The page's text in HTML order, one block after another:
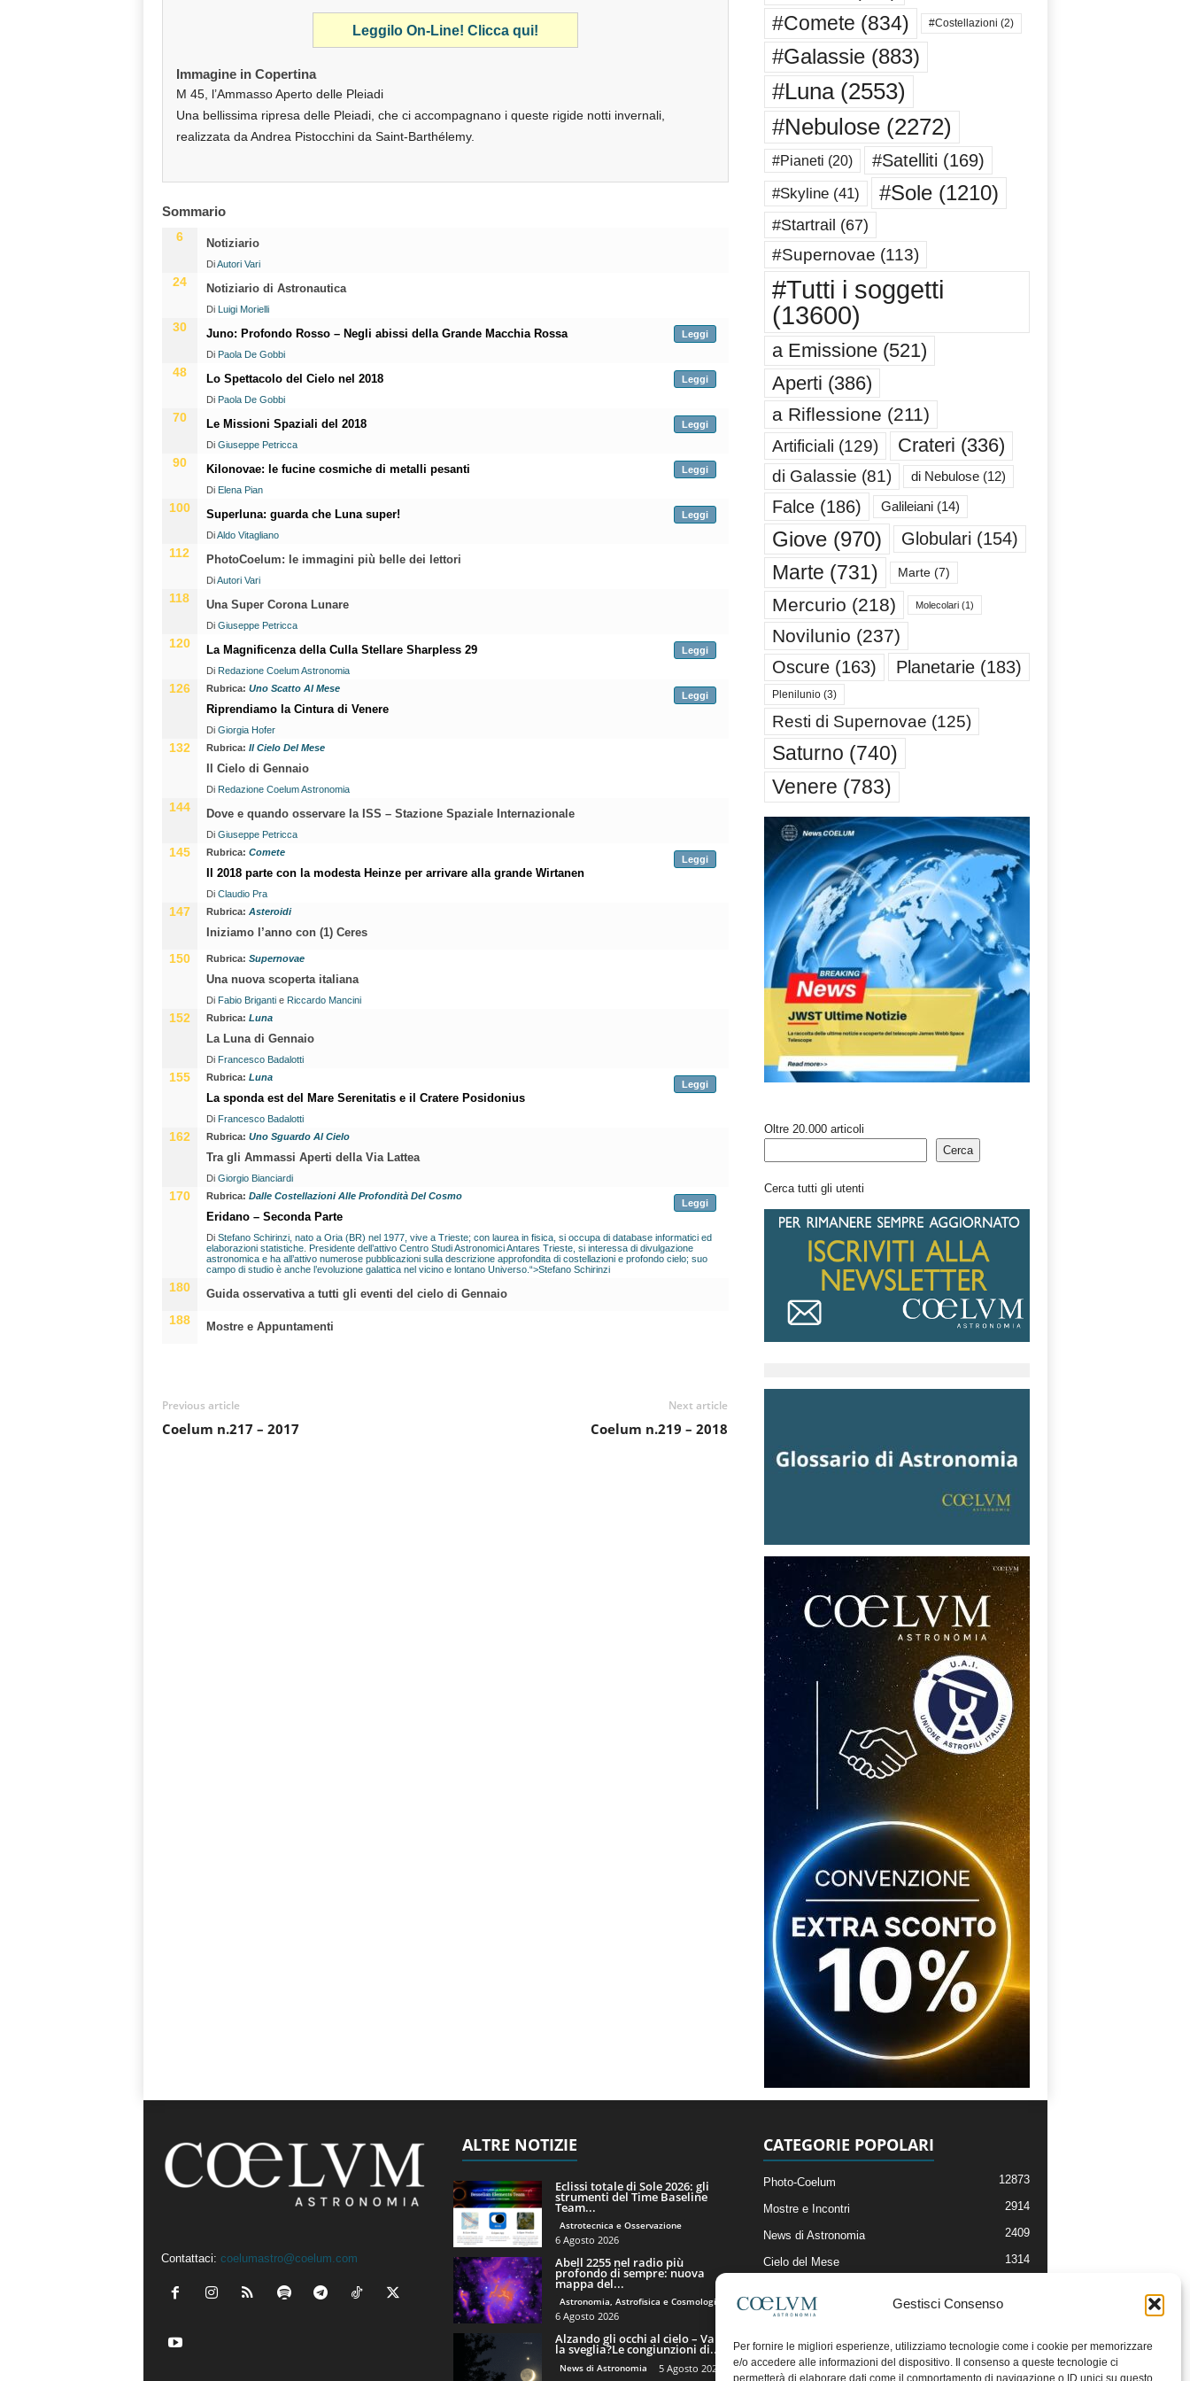
Gestisci Consenso
Per fornire le migliori esperienze, utilizziamo tecnologie come i cookie per memorizzare
e/o accedere alle informazioni del dispositivo. Il consenso a queste tecnologie ci
permetterà di elaborare dati come il comportamento di navigazione o ID unici su questo
Leggilo On-Line! Clicca qui!
Immagine in Copertina
M 45, l’Ammasso Aperto delle Pleiadi
Una bellissima ripresa delle Pleiadi, che ci accompagnano i queste rigide notti invernali,
realizzata da Andrea Pistocchini da Saint-Barthélemy.
Sommario
6
Notiziario
DiAutori Vari
24 Notiziario di Astronautica
Di Luigi Morielli
30 Leggi
Juno: Profondo Rosso – Negli abissi della Grande Macchia Rossa
Di Paola De Gobbi
48 Leggi
Lo Spettacolo del Cielo nel 2018
Di Paola De Gobbi
70 Leggi
Le Missioni Spaziali del 2018
Di Giuseppe Petricca
90 Leggi
Kilonovae: le fucine cosmiche di metalli pesanti
Di Elena Pian
100 Leggi
Superluna: guarda che Luna super!
DiAldo Vitagliano
112 PhotoCoelum: le immagini più belle dei lettori
DiAutori Vari
118 Una Super Corona Lunare
Di Giuseppe Petricca
120 Leggi
La Magnificenza della Culla Stellare Sharpless 29
Di Redazione Coelum Astronomia
126 Leggi
Rubrica: Uno Scatto Al Mese
Riprendiamo la Cintura di Venere
Di Giorgia Hofer
132 Rubrica: Il Cielo Del Mese
Il Cielo di Gennaio
Di Redazione Coelum Astronomia
144 Dove e quando osservare la ISS – Stazione Spaziale Internazionale
Di Giuseppe Petricca
145 Leggi
Rubrica: Comete
Il 2018 parte con la modesta Heinze per arrivare alla grande Wirtanen
Di Claudio Pra
147 Rubrica: Asteroidi
Iniziamo l’anno con (1) Ceres
150 Rubrica: Supernovae
Una nuova scoperta italiana
Di Fabio Brigantie Riccardo Mancini
152 Rubrica: Luna
La Luna di Gennaio
Di Francesco Badalotti
155 Leggi
Rubrica: Luna
La sponda est del Mare Serenitatis e il Cratere Posidonius
Di Francesco Badalotti
162 Rubrica: Uno Sguardo Al Cielo
Tra gli Ammassi Aperti della Via Lattea
Di Giorgio Bianciardi
170 Leggi
Rubrica: Dalle Costellazioni Alle Profondità Del Cosmo
Eridano – Seconda Parte
Di Stefano Schirinzi, nato a Oria (BR) nel 1977, vive a Trieste; con laurea in fisica, si occupa di database informatici ed
elaborazioni statistiche. Presidente dell’attivo Centro Studi Astronomici Antares Trieste, si interessa di divulgazione
astronomica e ha all’attivo numerose pubblicazioni sulla descrizione approfondita di costellazioni e profondo cielo; suo
campo di studio è anche l’evoluzione galattica nel vicino e lontano Universo.“>Stefano Schirinzi
180 Guida osservativa a tutti gli eventi del cielo di Gennaio
188 Mostre e Appuntamenti
Previous article
Coelum n.217 – 2017
Next article
Coelum n.219 – 2018
#Comete (834) #Costellazioni (2)
#Galassie(883)
#Luna(2553)
#Nebulose(2272)
#Pianeti (20) #Satelliti (169)
#Skyline(41) #Sole(1210)
#Startrail (67)
#Supernovae (113)
#Tutti i soggetti
(13600)
a Emissione(521)
Aperti (386)
a Riflessione (211)
Artificiali (129) Crateri (336)
di Galassie (81) di Nebulose(12)
Falce(186) Galileiani(14)
Giove(970) Globulari (154)
Marte (731) Marte(7)
Mercurio (218) Molecolari(1)
Novilunio (237)
Oscure(163) Planetarie(183)
Plenilunio(3)
Resti di Supernovae (125)
Saturno (740)
Venere (783)
Oltre 20.000 articoli
Cerca
Cerca tutti gli utenti
Contattaci: coelumastro@coelum.com
ALTRE NOTIZIE
Eclissi totale di Sole 2026: gli
strumenti del Time Baseline
Team...
Astrotecnica e Osservazione
6 Agosto 2026
Abell 2255 nel radio più
profondo di sempre: nuova
mappa del...
Astronomia, Astrofisica e Cosmologia
6 Agosto 2026
Alzando gli occhi al cielo – Vale
la sveglia?Le congiunzioni di...
News di Astronomia 5 Agosto 2026
CATEGORIE POPOLARI
Photo-Coelum 12873
Mostre e Incontri 2914
News di Astronomia 2409
Cielo del Mese 1314
Articoli e Risorse On-Line
Il Blog della Redazione